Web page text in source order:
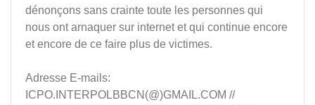
dénonçons sans crainte toute les personnes qui
nous ont arnaquer sur internet et qui continue encore
et encore de ce faire plus de victimes.
Adresse E-mails:
ICPO.INTERPOLBBCN(@)GMAIL.COM //